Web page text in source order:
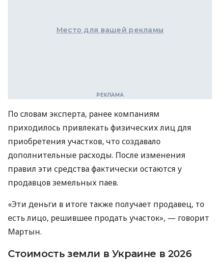
Место для вашей рекламы
По словам эксперта, ранее компаниям
приходилось привлекать физических лиц для
приобретения участков, что создавало
дополнительные расходы. После изменения
правил эти средства фактически остаются у
продавцов земельных паев.
«Эти деньги в итоге также получает продавец, то
есть лицо, решившее продать участок», — говорит
Мартын.
Стоимость земли в Украине в 2026